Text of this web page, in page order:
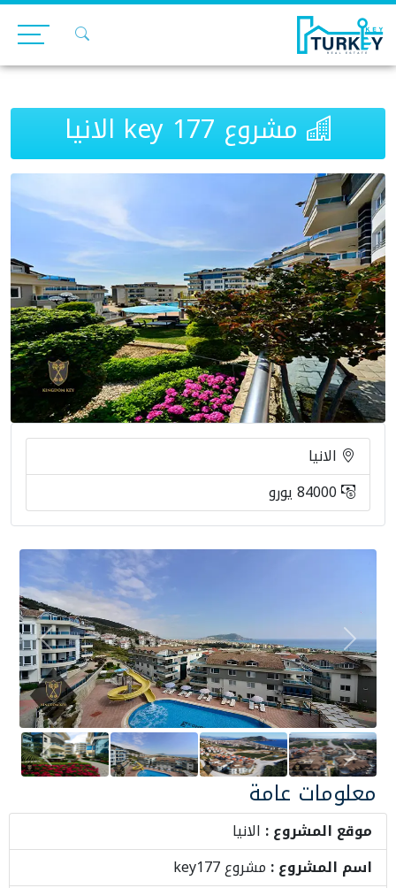
Skip
content
مشروع key 177 الانيا
الانيا
Previous
Next
Previous
Next
معلومات عامة
موقع المشروع : الانيا
اسم المشروع : مشروع key177